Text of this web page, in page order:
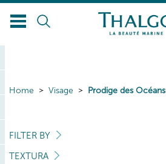
Home Visage Prodige des Océans
FILTER BY
TEXTURA